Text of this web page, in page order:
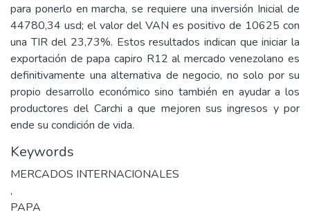
para ponerlo en marcha, se requiere una inversión Inicial de
44780,34 usd; el valor del VAN es positivo de 10625 con
una TIR del 23,73%. Estos resultados indican que iniciar la
exportación de papa capiro R12 al mercado venezolano es
definitivamente una alternativa de negocio, no solo por su
propio desarrollo económico sino también en ayudar a los
productores del Carchi a que mejoren sus ingresos y por
ende su condición de vida.
Keywords
MERCADOS INTERNACIONALES
,
PAPA